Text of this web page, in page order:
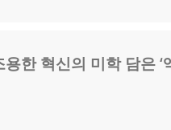
한 혁신의 미학 담은 ‘